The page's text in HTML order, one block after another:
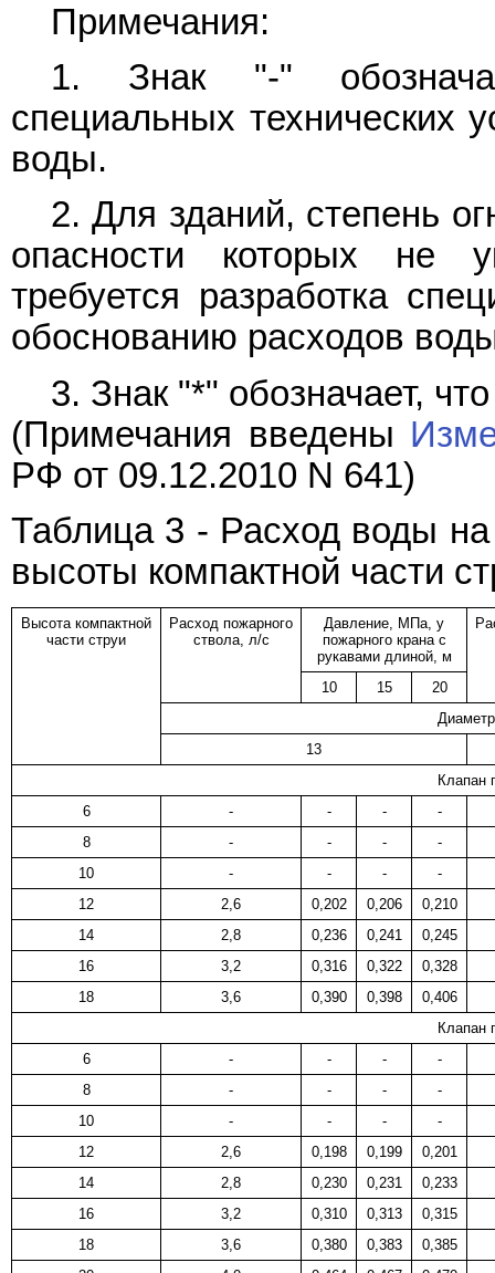
Примечания:
1. Знак "-"
специальных технических
воды.
2. Для зданий, степень
опасности которых не
требуется разработка
обоснованию расходов
3. Знак "*" обозначает,
(Примечания введены
РФ от 09.12.2010 N 641)
Таблица 3 - Расход воды
высоты компактной части
Высота компактной
части струи
Расход пожарного
ствола, л/с
Давление, МПа, у
пожарного крана с
рукавами длиной, м
10 15
20
13
Клапан
6
- - -
-
8
- - -
-
10
- - -
-
12
2,6 0,202 0,206
0,210
14
2,8 0,236 0,241
0,245
16
3,2 0,316 0,322
0,328
18
3,6 0,390 0,398
0,406
Клапан
6
- - -
-
8
- - -
-
10
- - -
-
12
2,6 0,198 0,199
0,201
14
2,8 0,230 0,231
0,233
16
3,2 0,310 0,313
0,315
18
3,6 0,380 0,383
0,385